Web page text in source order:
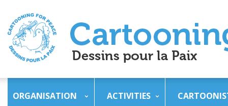
ORGANISATION ACTIVITIES